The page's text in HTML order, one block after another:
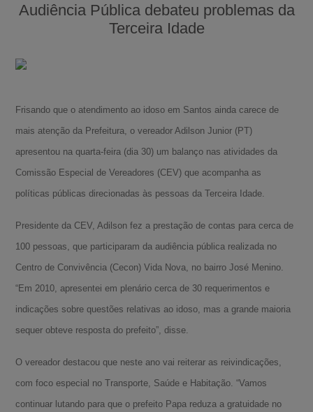
Audiência Pública debateu problemas da
Terceira Idade
Frisando que o atendimento ao idoso em Santos ainda carece de
mais atenção da Prefeitura, o vereador Adilson Junior (PT)
apresentou na quarta-feira (dia 30) um balanço nas atividades da
Comissão Especial de Vereadores (CEV) que acompanha as
políticas públicas direcionadas às pessoas da Terceira Idade.
Presidente da CEV, Adilson fez a prestação de contas para cerca de
100 pessoas, que participaram da audiência pública realizada no
Centro de Convivência (Cecon) Vida Nova, no bairro José Menino.
“Em 2010, apresentei em plenário cerca de 30 requerimentos e
indicações sobre questões relativas ao idoso, mas a grande maioria
sequer obteve resposta do prefeito”, disse.
O vereador destacou que neste ano vai reiterar as reivindicações,
com foco especial no Transporte, Saúde e Habitação. “Vamos
continuar lutando para que o prefeito Papa reduza a gratuidade no